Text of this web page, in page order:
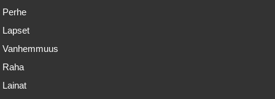
Perhe
Lapset
Vanhemmuus
Raha
Lainat